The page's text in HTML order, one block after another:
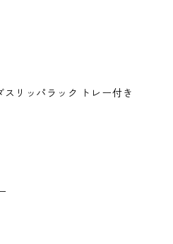
リッパラック トレー付き